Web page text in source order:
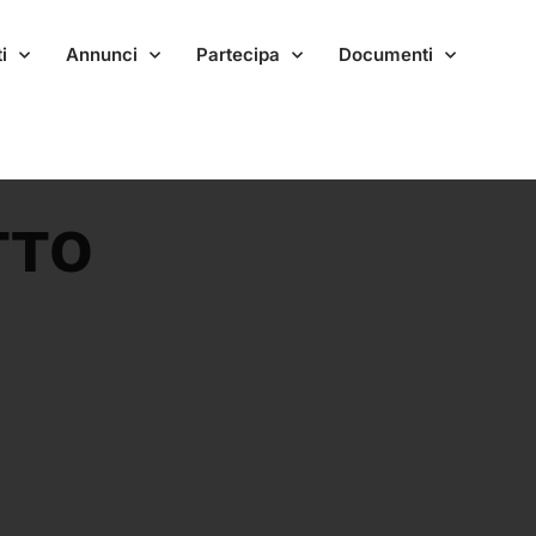
Annunci Partecipa Documenti